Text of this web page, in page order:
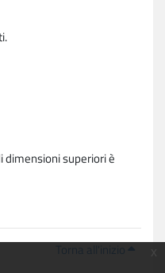
superiori è
Torna all'inizio